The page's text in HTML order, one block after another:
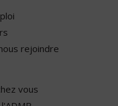
rejoindre
vous